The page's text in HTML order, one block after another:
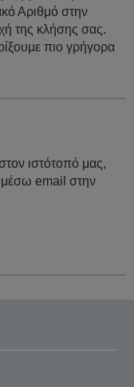
Αριθμό στην
της κλήσης σας.
πιο γρήγορα
ιστότοπό μας,
μέσω email στην